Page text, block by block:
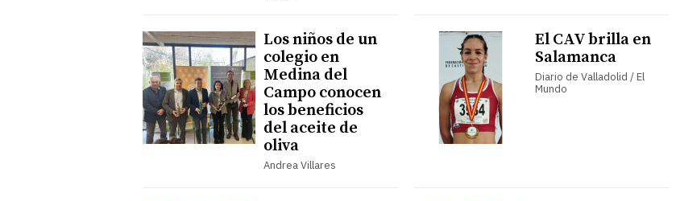
Los niños de un
colegio en
Medina del
Campo conocen
los beneficios
del aceite de
oliva
Andrea Villares
El CAV brilla en
Salamanca
Diario de Valladolid / El
Mundo